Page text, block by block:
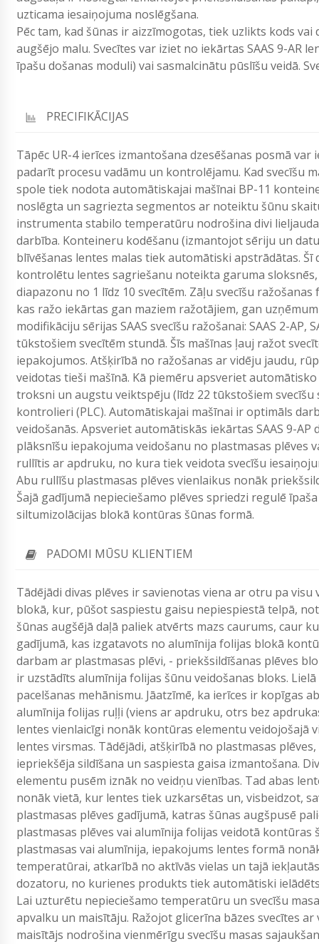
uzticama iesaiņojuma noslēgšana.
Pēc tam, kad šūnas ir aizzīmogotas, tiek uzlikts kods
augšējo malu. Svecītes var iziet no iekārtas SAAS 9-AR
īpašu došanas moduli) vai sasmalcinātu pūslīšu veidā.
PRECIFIKĀCIJAS
Tāpēc UR-4 ierīces izmantošana dzesēšanas posmā
padarīt procesu vadāmu un kontrolējamu. Kad svecīšu
spole tiek nodota automātiskajai mašīnai BP-11
noslēgta un sagriezta segmentos ar noteiktu šūnu
instrumenta stabilo temperatūru nodrošina divi
darbība. Konteineru kodēšanu (izmantojot sēriju un
blīvēšanas lentes malas tiek automātiski apstrādātas.
kontrolētu lentes sagriešanu noteikta garuma
diapazonu no 1 līdz 10 svecītēm. Zāļu svecīšu
kas ražo iekārtas gan maziem ražotājiem, gan
modifikāciju sērijas SAAS svecīšu ražošanai: SAAS 2-АР,
tūkstošiem svecītēm stundā. Šīs mašīnas ļauj ražot
iepakojumos. Atšķirībā no ražošanas ar vidēju jaudu,
veidotas tieši mašīnā. Kā piemēru apsveriet
troksni un augstu veiktspēju (līdz 22 tūkstošiem
kontrolieri (PLC). Automātiskajai mašīnai ir optimāls
veidošanās. Apsveriet automātiskās iekārtas SAAS 9-
plāksnīšu iepakojuma veidošanu no plastmasas plēves
rullītis ar apdruku, no kura tiek veidota svecīšu
Abu rullīšu plastmasas plēves vienlaikus nonāk
Šajā gadījumā nepieciešamo plēves spriedzi regulē
siltumizolācijas blokā kontūras šūnas formā.
PADOMI MŪSU KLIENTIEM
Tādējādi divas plēves ir savienotas viena ar otru pa
blokā, kur, pūšot saspiestu gaisu nepiespiestā telpā,
šūnas augšējā daļā paliek atvērts mazs caurums, caur
gadījumā, kas izgatavots no alumīnija folijas blokā
darbam ar plastmasas plēvi, - priekšsildīšanas plēves
ir uzstādīts alumīnija folijas šūnu veidošanas bloks.
pacelšanas mehānismu. Jāatzīmē, ka ierīces ir kopīgas
alumīnija folijas ruļļi (viens ar apdruku, otrs bez
lentes vienlaicīgi nonāk kontūras elementu
lentes virsmas. Tādējādi, atšķirībā no plastmasas
iepriekšēja sildīšana un saspiesta gaisa izmantošana.
elementu pusēm iznāk no veidņu vienības. Tad abas
nonāk vietā, kur lentes tiek uzkarsētas un, visbeidzot,
plastmasas plēves gadījumā, katras šūnas augšpusē
plastmasas plēves vai alumīnija folijas veidotā
plastmasas vai alumīnija, iepakojums lentes formā
temperatūrai, atkarībā no aktīvās vielas un tajā
dozatoru, no kurienes produkts tiek automātiski
Lai uzturētu nepieciešamo temperatūru un svecīšu
apvalku un maisītāju. Ražojot glicerīna bāzes svecītes
maisītājs nodrošina vienmērīgu svecīšu masas